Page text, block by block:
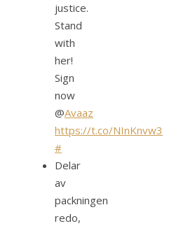
justice.
Stand
with
her!
Sign
now
@Avaaz
https://t.co/NInKnvw3
#
Delar
av
packningen
redo,